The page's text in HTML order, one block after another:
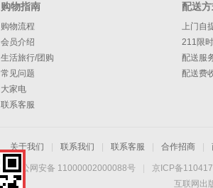
购物指南
购物流程
会员介绍
生活旅行/团购
常见问题
大家电
联系客服
配送
上门自
211限
配送服
配送费
关于我们 联系我们 联系客服 合作招商
京公网安备 11000002000088号 京ICP备
互联网出